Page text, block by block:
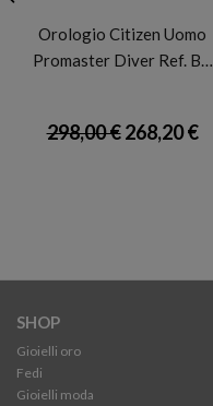
Orologio Citizen Uomo
Promaster Diver Ref. B…
298,00 €268,20 €
SHOP
Gioielli oro
Fedi
Gioielli moda